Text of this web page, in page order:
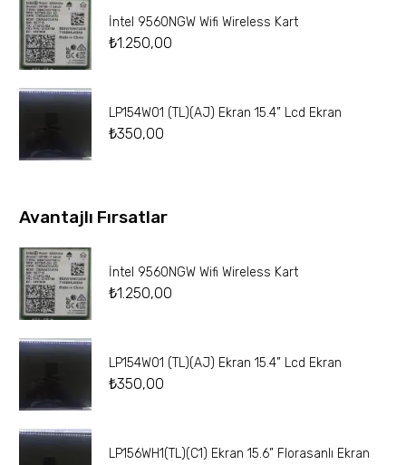
İntel 9560NGW Wifi Wireless Kart
₺1.250,00
LP154W01 (TL)(AJ) Ekran 15.4” Lcd Ekran
₺350,00
Avantajlı Fırsatlar
İntel 9560NGW Wifi Wireless Kart
₺1.250,00
LP154W01 (TL)(AJ) Ekran 15.4” Lcd Ekran
₺350,00
LP156WH1(TL)(C1) Ekran 15.6” Florasanlı Ekran